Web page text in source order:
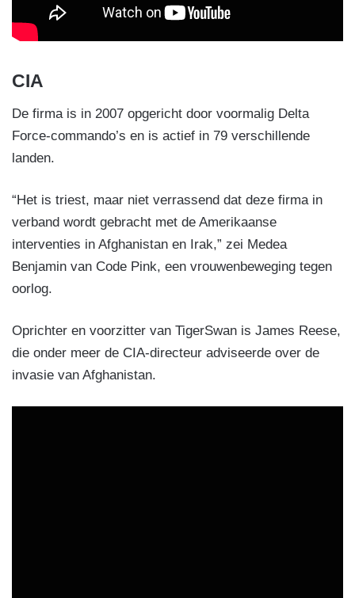
CIA
De firma is in 2007 opgericht door voormalig Delta
Force-commando’s en is actief in 79 verschillende
landen.
“Het is triest, maar niet verrassend dat deze firma in
verband wordt gebracht met de Amerikaanse
interventies in Afghanistan en Irak,” zei Medea
Benjamin van Code Pink, een vrouwenbeweging tegen
oorlog.
Oprichter en voorzitter van TigerSwan is James Reese,
die onder meer de CIA-directeur adviseerde over de
invasie van Afghanistan.